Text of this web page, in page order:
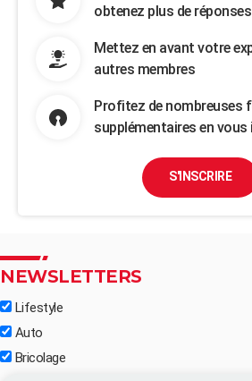
obtenez plus de réponses
Mettez en avant votre
autres membres
Profitez de nombreuses
supplémentaires en
S'INSCRIRE
NEWSLETTERS
Lifestyle
Auto
Bricolage